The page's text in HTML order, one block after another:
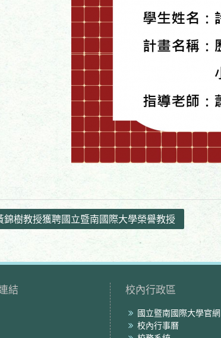
錦樹教授獲聘國立暨南國際大學榮譽教授
結 校內行政區
國立暨南國際大學官網
校內行事曆